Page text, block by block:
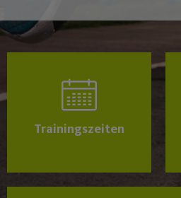
Trainingszeiten